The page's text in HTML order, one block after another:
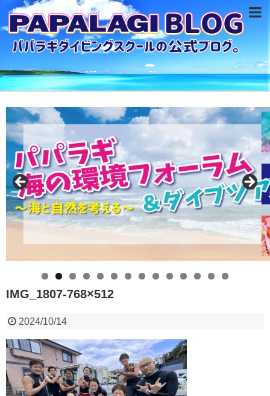
0 1 2 3 4
IMG_1807-768×512
2024/10/14